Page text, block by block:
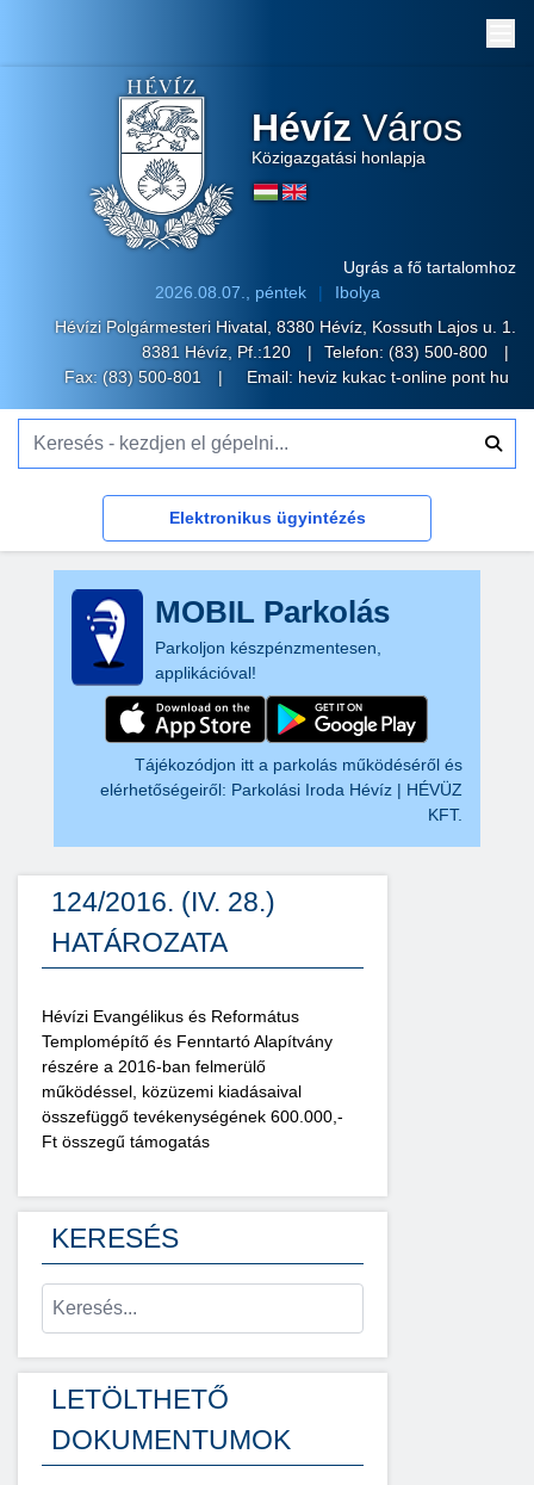
Hévíz Város
Közigazgatási honlapja
Ugrás a fő tartalomhoz
2026.08.07., péntek
Ibolya
Hévízi Polgármesteri Hivatal, 8380 Hévíz, Kossuth Lajos u. 1.
8381 Hévíz, Pf.:120
Telefon: (83) 500-800
Fax: (83) 500-801
Email: heviz kukac t-online pont hu
Elektronikus ügyintézés
MOBIL Parkolás
Parkoljon készpénzmentesen,
applikációval!
Tájékozódjon itt a parkolás működéséről és
elérhetőségeiről: Parkolási Iroda Hévíz | HÉVÜZ
KFT.
124/2016. (IV. 28.)
HATÁROZATA
Hévízi Evangélikus és Református
Templomépítő és Fenntartó Alapítvány
részére a 2016-ban felmerülő
működéssel, közüzemi kiadásaival
összefüggő tevékenységének 600.000,-
Ft összegű támogatás
KERESÉS
LETÖLTHETŐ
DOKUMENTUMOK